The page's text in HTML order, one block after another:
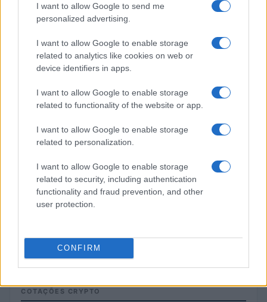
I want to allow Google to send me
personalized advertising.
I want to allow Google to enable storage
related to analytics like cookies on web or
device identifiers in apps.
I want to allow Google to enable storage
related to functionality of the website or app.
I want to allow Google to enable storage
related to personalization.
I want to allow Google to enable storage
related to security, including authentication
functionality and fraud prevention, and other
user protection.
CONFIRM
FIIs de tijolo e papel: guia para investir em imóveis sem ser
proprietário
Rafael Oliveira · 3 ago 2026
COTAÇÕES CRYPTO